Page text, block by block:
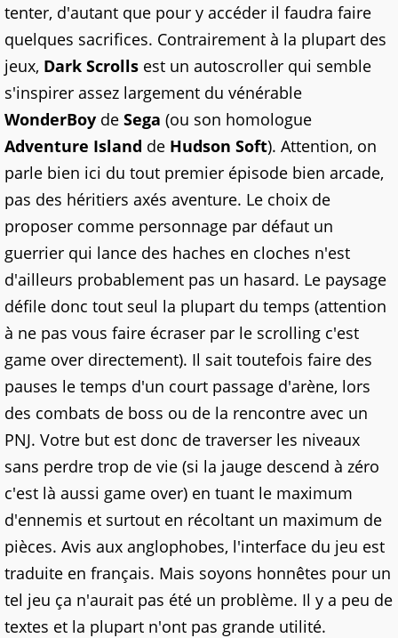
tenter, d'autant que pour y accéder il faudra faire
quelques sacrifices. Contrairement à la plupart des
jeux, Dark Scrolls est un autoscroller qui semble
s'inspirer assez largement du vénérable
WonderBoy de Sega (ou son homologue
Adventure Island de Hudson Soft). Attention, on
parle bien ici du tout premier épisode bien arcade,
pas des héritiers axés aventure. Le choix de
proposer comme personnage par défaut un
guerrier qui lance des haches en cloches n'est
d'ailleurs probablement pas un hasard. Le paysage
défile donc tout seul la plupart du temps (attention
à ne pas vous faire écraser par le scrolling c'est
game over directement). Il sait toutefois faire des
pauses le temps d'un court passage d'arène, lors
des combats de boss ou de la rencontre avec un
PNJ. Votre but est donc de traverser les niveaux
sans perdre trop de vie (si la jauge descend à zéro
c'est là aussi game over) en tuant le maximum
d'ennemis et surtout en récoltant un maximum de
pièces. Avis aux anglophobes, l'interface du jeu est
traduite en français. Mais soyons honnêtes pour un
tel jeu ça n'aurait pas été un problème. Il y a peu de
textes et la plupart n'ont pas grande utilité.